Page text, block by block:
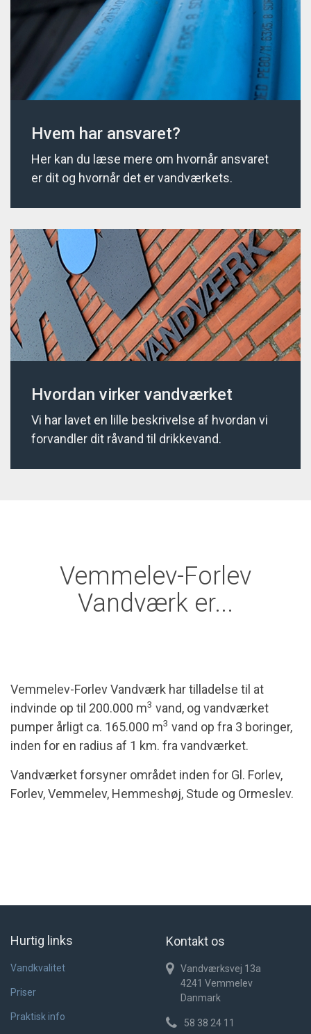
Hvem har ansvaret?
Her kan du læse mere om hvornår ansvaret
er dit og hvornår det er vandværkets.
Hvordan virker vandværket
Vi har lavet en lille beskrivelse af hvordan vi
forvandler dit råvand til drikkevand.
Vemmelev-Forlev
Vandværk er...
Vemmelev-Forlev Vandværk har tilladelse til at
indvinde op til 200.000 m3 vand, og vandværket
pumper årligt ca. 165.000 m3 vand op fra 3 boringer,
inden for en radius af 1 km. fra vandværket.
Vandværket forsyner området inden for Gl. Forlev,
Forlev, Vemmelev, Hemmeshøj, Stude og Ormeslev.
Hurtig links
Vandkvalitet
Priser
Praktisk info
Kontakt os
Vandværksvej 13a
4241 Vemmelev
Danmark
58 38 24 11